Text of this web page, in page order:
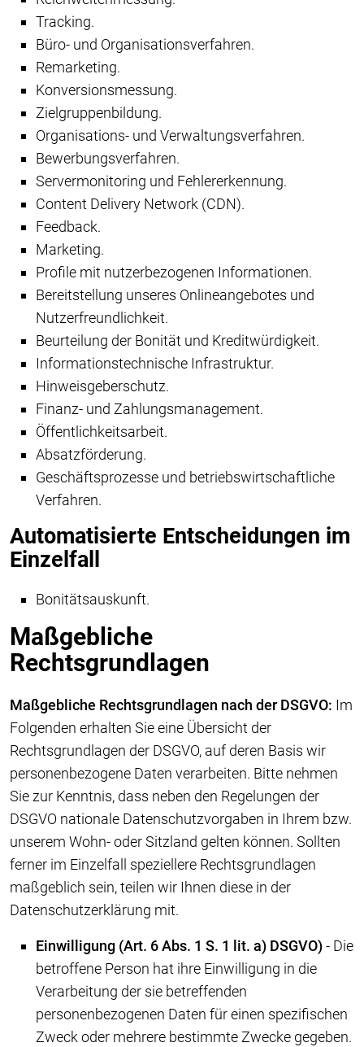
Tracking.
Büro- und Organisationsverfahren.
Remarketing.
Konversionsmessung.
Zielgruppenbildung.
Organisations- und Verwaltungsverfahren.
Bewerbungsverfahren.
Servermonitoring und Fehlererkennung.
Content Delivery Network (CDN).
Feedback.
Marketing.
Profile mit nutzerbezogenen Informationen.
Bereitstellung unseres Onlineangebotes und
Nutzerfreundlichkeit.
Beurteilung der Bonität und Kreditwürdigkeit.
Informationstechnische Infrastruktur.
Hinweisgeberschutz.
Finanz- und Zahlungsmanagement.
Öffentlichkeitsarbeit.
Absatzförderung.
Geschäftsprozesse und betriebswirtschaftliche
Verfahren.
Automatisierte Entscheidungen im
Einzelfall
Bonitätsauskunft.
Maßgebliche
Rechtsgrundlagen
Maßgebliche Rechtsgrundlagen nach der DSGVO: Im
Folgenden erhalten Sie eine Übersicht der
Rechtsgrundlagen der DSGVO, auf deren Basis wir
personenbezogene Daten verarbeiten. Bitte nehmen
Sie zur Kenntnis, dass neben den Regelungen der
DSGVO nationale Datenschutzvorgaben in Ihrem bzw.
unserem Wohn- oder Sitzland gelten können. Sollten
ferner im Einzelfall speziellere Rechtsgrundlagen
maßgeblich sein, teilen wir Ihnen diese in der
Datenschutzerklärung mit.
Einwilligung (Art. 6 Abs. 1 S. 1 lit. a) DSGVO)- Die
betroffene Person hat ihre Einwilligung in die
Verarbeitung der sie betreffenden
personenbezogenen Daten für einen spezifischen
Zweck oder mehrere bestimmte Zwecke gegeben.